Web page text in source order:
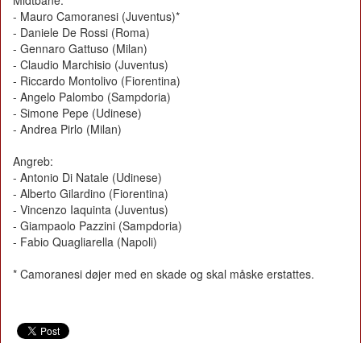
- Mauro Camoranesi (Juventus)*
- Daniele De Rossi (Roma)
- Gennaro Gattuso (Milan)
- Claudio Marchisio (Juventus)
- Riccardo Montolivo (Fiorentina)
- Angelo Palombo (Sampdoria)
- Simone Pepe (Udinese)
- Andrea Pirlo (Milan)
Angreb:
- Antonio Di Natale (Udinese)
- Alberto Gilardino (Fiorentina)
- Vincenzo Iaquinta (Juventus)
- Giampaolo Pazzini (Sampdoria)
- Fabio Quagliarella (Napoli)
* Camoranesi døjer med en skade og skal måske erstattes.